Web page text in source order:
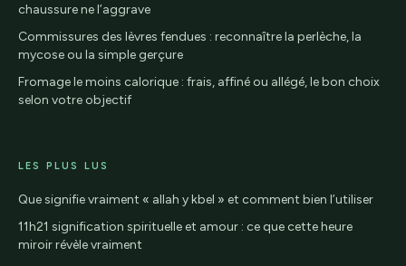
chaussure ne l’aggrave
Commissures des lèvres fendues : reconnaître la perlèche, la
mycose ou la simple gerçure
Fromage le moins calorique : frais, affiné ou allégé, le bon choix
selon votre objectif
LES PLUS LUS
Que signifie vraiment « allah y kbel » et comment bien l’utiliser
11h21 signification spirituelle et amour : ce que cette heure
miroir révèle vraiment